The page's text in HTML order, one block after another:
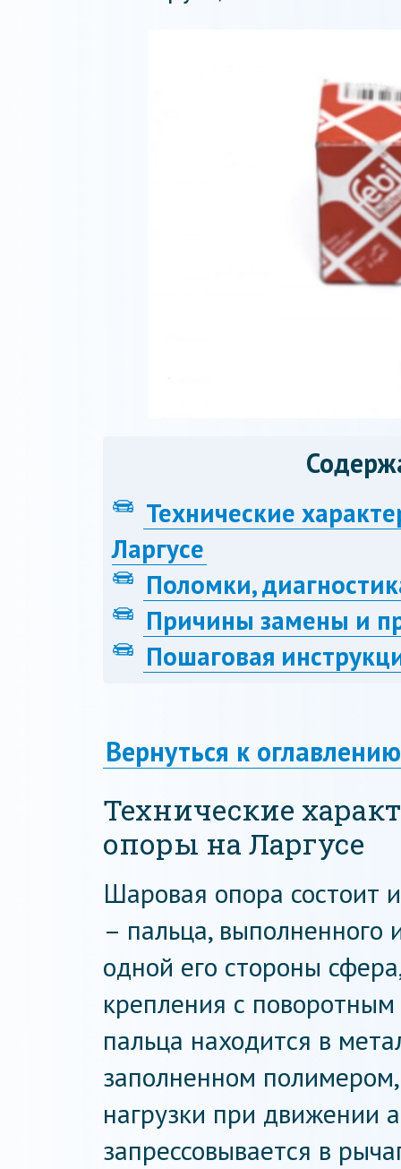
Технические
Ларгусе
Поломки,
Причины замены и
Пошаговая
Вернуться к оглавлению
Технические
опоры на Ларгусе
Шаровая опора состоит
– пальца, выполненного
одной его стороны
крепления с
пальца находится в
заполненном
нагрузки при движении
запрессовывается в